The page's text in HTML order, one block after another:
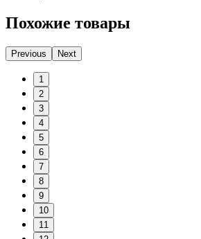
Похожие товары
Previous Next
1
2
3
4
5
6
7
8
9
10
11